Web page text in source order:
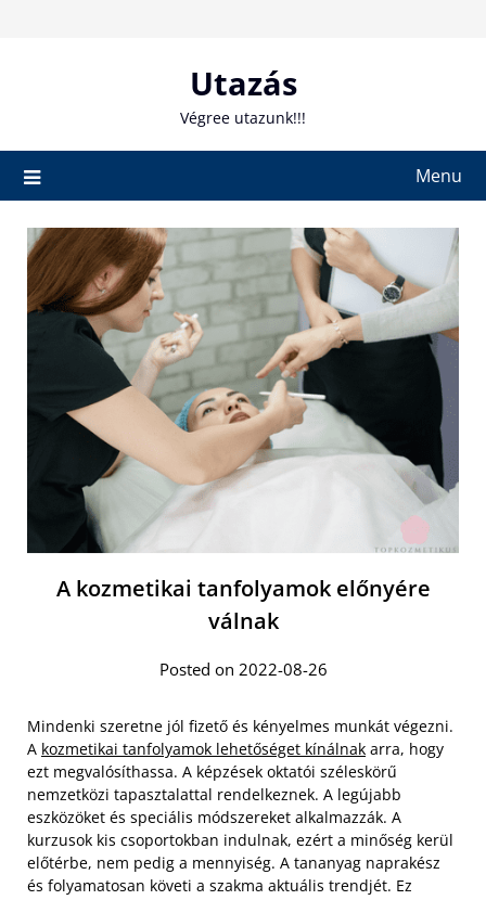
Utazás
Végree utazunk!!!
Menu
A kozmetikai tanfolyamok előnyére
válnak
Posted on 2022-08-26
Mindenki szeretne jól fizető és kényelmes munkát végezni.
A kozmetikai tanfolyamok lehetőséget kínálnak arra, hogy
ezt megvalósíthassa. A képzések oktatói széleskörű
nemzetközi tapasztalattal rendelkeznek. A legújabb
eszközöket és speciális módszereket alkalmazzák. A
kurzusok kis csoportokban indulnak, ezért a minőség kerül
előtérbe, nem pedig a mennyiség. A tananyag naprakész
és folyamatosan követi a szakma aktuális trendjét. Ez